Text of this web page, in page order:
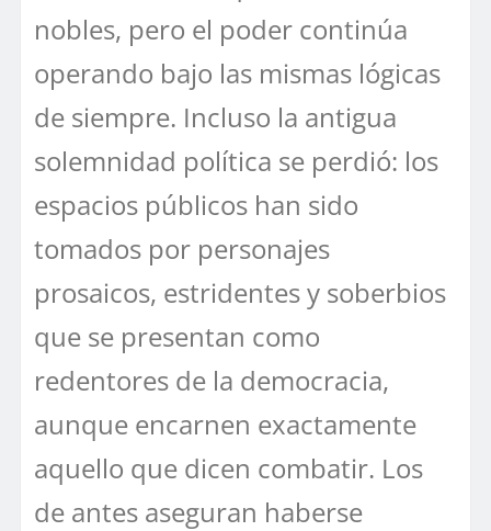
nobles, pero el poder continúa
operando bajo las mismas lógicas
de siempre. Incluso la antigua
solemnidad política se perdió: los
espacios públicos han sido
tomados por personajes
prosaicos, estridentes y soberbios
que se presentan como
redentores de la democracia,
aunque encarnen exactamente
aquello que dicen combatir. Los
de antes aseguran haberse